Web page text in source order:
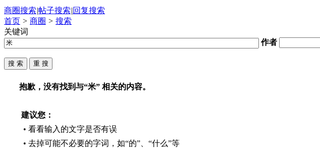
商圈搜索|帖子搜索|回复搜索
首页 > 商圈 > 搜索
关键词
作者
抱歉，没有找到与“米” 相关的内容。
建议您：
• 看看输入的文字是否有误
• 去掉可能不必要的字词，如“的”、“什么”等